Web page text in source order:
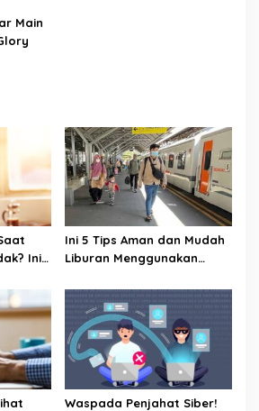
Main
Ini
Ini 5 Tips Aman dan Mudah
Liburan Menggunakan
Waspada Penjahat Siber!